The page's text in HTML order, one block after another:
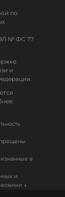
по
ЭЛ № ФС 77
и
в
и
↓